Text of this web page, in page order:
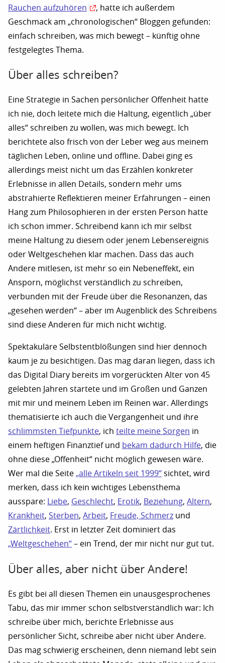
Rauchen aufzuhören
, hatte ich außerdem
Geschmack am „chronologischen“ Bloggen gefunden:
einfach schreiben, was mich bewegt – künftig ohne
festgelegtes Thema.
Über alles schreiben?
Eine Strategie in Sachen persönlicher Offenheit hatte
ich nie, doch leitete mich die Haltung, eigentlich „über
alles“ schreiben zu wollen, was mich bewegt. Ich
berichtete also frisch von der Leber weg aus meinem
täglichen Leben, online und offline. Dabei ging es
allerdings meist nicht um das Erzählen konkreter
Erlebnisse in allen Details, sondern mehr ums
abstrahierte Reflektieren meiner Erfahrungen – einen
Hang zum Philosophieren in der ersten Person hatte
ich schon immer. Schreibend kann ich mir selbst
meine Haltung zu diesem oder jenem Lebensereignis
oder Weltgeschehen klar machen. Dass das auch
Andere mitlesen, ist mehr so ein Nebeneffekt, ein
Ansporn, möglichst verständlich zu schreiben,
verbunden mit der Freude über die Resonanzen, das
„gesehen werden“ – aber im Augenblick des Schreibens
sind diese Anderen für mich nicht wichtig.
Spektakuläre Selbstentblößungen sind hier dennoch
kaum je zu besichtigen. Das mag daran liegen, dass ich
das Digital Diary bereits im vorgerückten Alter von 45
gelebten Jahren startete und im Großen und Ganzen
mit mir und meinem Leben im Reinen war. Allerdings
thematisierte ich auch die Vergangenheit und ihre
schlimmsten Tiefpunkte, ich teilte meine Sorgen in
einem heftigen Finanztief und bekam dadurch Hilfe, die
ohne diese „Offenheit“ nicht möglich gewesen wäre.
Wer mal die Seite „alle Artikeln seit 1999“ sichtet, wird
merken, dass ich kein wichtiges Lebensthema
ausspare: Liebe, Geschlecht, Erotik, Beziehung, Altern,
Krankheit, Sterben, Arbeit, Freude, Schmerz und
Zärtlichkeit. Erst in letzter Zeit dominiert das
„Weltgeschehen“ – ein Trend, der mir nicht nur gut tut.
Über alles, aber nicht über Andere!
Es gibt bei all diesen Themen ein unausgesprochenes
Tabu, das mir immer schon selbstverständlich war: Ich
schreibe über mich, berichte Erlebnisse aus
persönlicher Sicht, schreibe aber nicht über Andere.
Das mag schwierig erscheinen, denn niemand lebt sein